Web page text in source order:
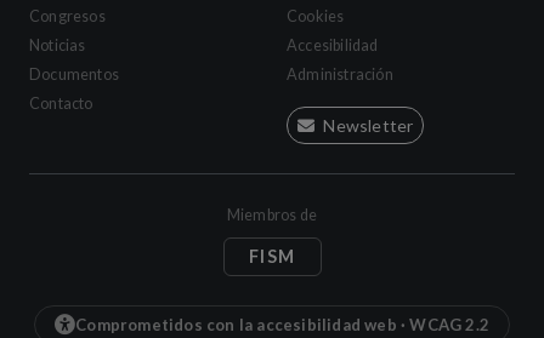
Congresos
Noticias
Documentos
Contacto
Cookies
Accesibilidad
Administración
Newsletter
Miembros de
FISM
Comprometidos con la accesibilidad web · WCAG 2.2